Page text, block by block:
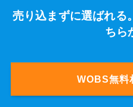
売り込まずに選ばれる
ちら
WOBS無料